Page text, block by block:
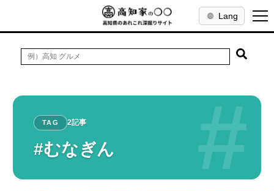
Lang
#
TAG 2記事
#むなぎん